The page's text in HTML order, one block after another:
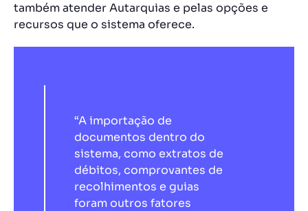
também atender Autarquias e pelas opções e
recursos que o sistema oferece.
“A importação de
documentos dentro do
sistema, como extratos de
débitos, comprovantes de
recolhimentos e guias
foram outros fatores